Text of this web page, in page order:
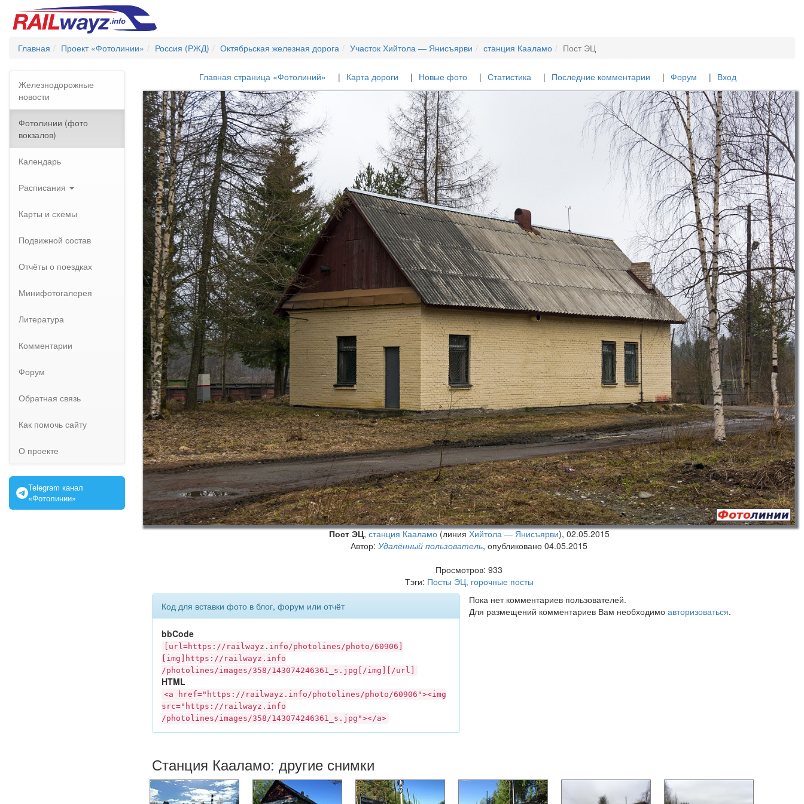
Главная Проект «Фотолинии» Россия (РЖД) Октябрьская железная дорога Участок Хийтола — Янисъярви станция Кааламо Пост ЭЦ
Железнодорожные
новости
Фотолинии (фото
вокзалов)
Календарь
Расписания
Карты и схемы
Подвижной состав
Отчёты о поездках
Минифотогалерея
Литература
Комментарии
Форум
Обратная связь
Как помочь сайту
О проекте
Telegram канал
«Фотолинии»
Главная страница «Фотолиний» Карта дороги Новые фото Статистика Последние комментарии Форум Вход
Пост ЭЦ,станция Кааламо (линияХийтола — Янисъярви),02.05.2015
Автор: Удалённый пользователь, опубликовано 04.05.2015
Просмотров: 933
Тэги: Посты ЭЦ, горочные посты
Код для вставки фото в блог, форум или отчёт
bbCode
[url=https:// railwayz.info/photolines/photo/60906]
[img]https:// railwayz.info
/photolines/images/358/143074246361_s.jpg[/img][/url]
HTML
<a href="https:// railwayz.info/photolines/photo/60906"><img
src="https:// railwayz.info
/photolines/images/358/143074246361_s.jpg"></a>
Пока нет комментариев пользователей.
Для размещений комментариев Вам необходимо авторизоваться.
Станция Кааламо: другие снимки